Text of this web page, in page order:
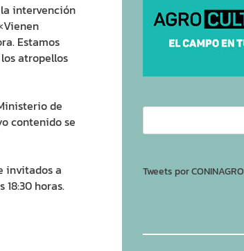
intervención
Estamos
atropellos
de
contenido se
invitados a
horas.
Tweets por CONINAGRO